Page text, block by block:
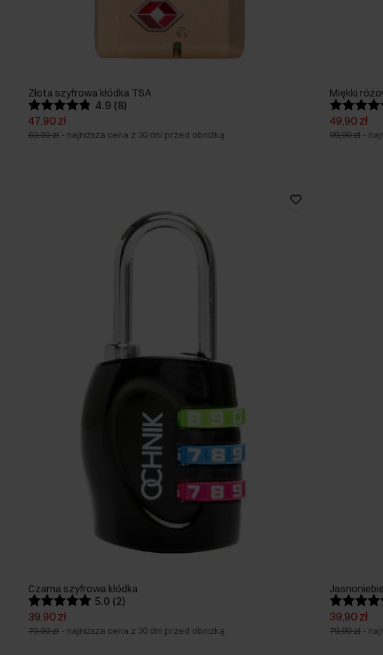
Złota szyfrowa kłódka TSA
4.9 (8)
47,90 zł
69,90 zł - najniższa cena z 30 dni przed obniżką
Miękki
49,90 zł
99,90 zł -
Czarna szyfrowa kłódka
5.0 (2)
39,90 zł
79,90 zł - najniższa cena z 30 dni przed obniżką
39,90 zł
79,90 zł -